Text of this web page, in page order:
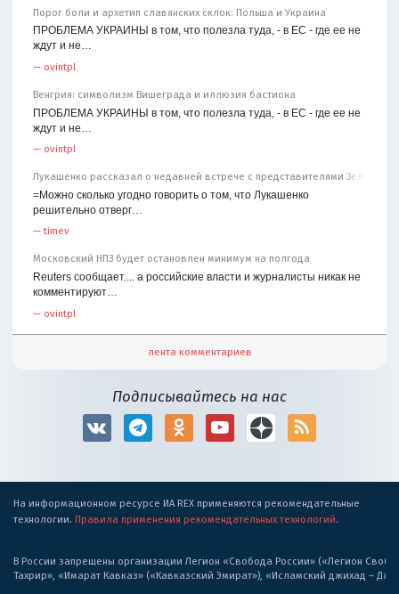
Порог боли и архетип славянских склок: Польша и Украина
ПРОБЛЕМА УКРАИНЫ в том, что полезла туда, - в ЕС - где ее не
ждут и не…
— ovintpl
Венгрия: символизм Вишеграда и иллюзия бастиона
ПРОБЛЕМА УКРАИНЫ в том, что полезла туда, - в ЕС - где ее не
ждут и не…
— ovintpl
Лукашенко рассказал о недавней встрече с представителями
=Можно сколько угодно говорить о том, что Лукашенко
решительно отверг…
—timev
Московский НПЗ будет остановлен минимум на полгода
Reuters сообщает.... а российские власти и журналисты никак не
комментируют…
— ovintpl
лента комментариев
Подписывайтесь на нас
На информационном ресурсе ИА REX применяются рекомендательные
технологии. Правила применения рекомендательных технологий.
В России запрещены организации Легион «Свобода России» («Легион
Тахрир», «Имарат Кавказ» («Кавказский Эмират»), «Исламский джихад –